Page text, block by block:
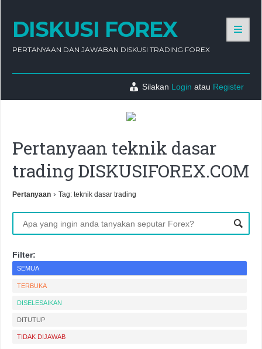
DISKUSI FOREX
PERTANYAAN DAN JAWABAN DISKUSI TRADING FOREX
Silakan Login atau Register
Pertanyaan teknik dasar
trading DISKUSIFOREX.COM
Pertanyaan › Tag: teknik dasar trading
Filter:
SEMUA
TERBUKA
DISELESAIKAN
DITUTUP
TIDAK DIJAWAB